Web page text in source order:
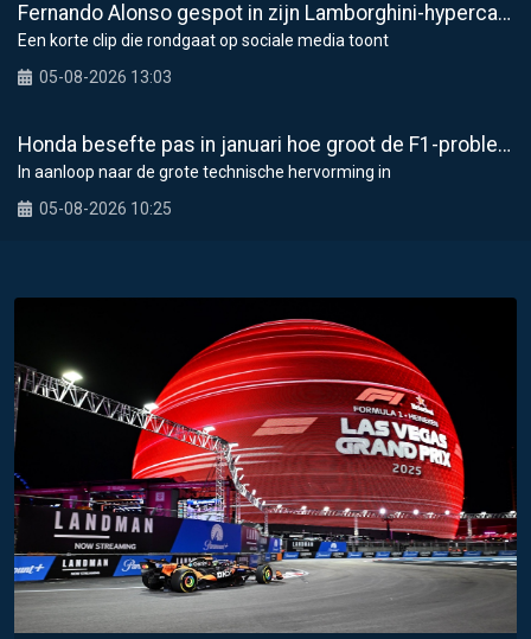
Fernando Alonso gespot in zijn Lamborghini-hypercar van 5,9 miljoen dollar in Monaco
Een korte clip die rondgaat op sociale media toont
05-08-2026 13:03
Honda besefte pas in januari hoe groot de F1-problemen waren
In aanloop naar de grote technische hervorming in
05-08-2026 10:25